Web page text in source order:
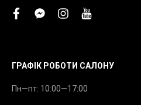
facebookfacebook-
instagram
youtube
ГРАФІК РОБОТИ САЛОНУ
Пн—пт: 10:00—17:00